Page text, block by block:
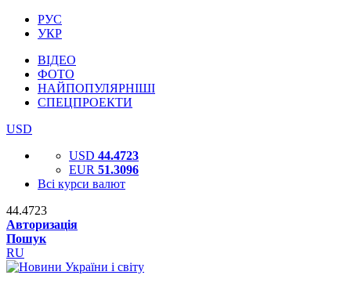
РУС
УКР
ВІДЕО
ФОТО
НАЙПОПУЛЯРНІШІ
СПЕЦПРОЕКТИ
USD
USD 44.4723
EUR 51.3096
Всі курси валют
44.4723
Авторизація
Пошук
RU